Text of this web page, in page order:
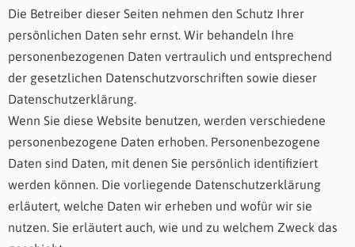
Die Betreiber dieser Seiten nehmen den Schutz Ihrer
persönlichen Daten sehr ernst. Wir behandeln Ihre
personenbezogenen Daten vertraulich und entsprechend
der gesetzlichen Datenschutzvorschriften sowie dieser
Datenschutzerklärung.
Wenn Sie diese Website benutzen, werden verschiedene
personenbezogene Daten erhoben. Personenbezogene
Daten sind Daten, mit denen Sie persönlich identifiziert
werden können. Die vorliegende Datenschutzerklärung
erläutert, welche Daten wir erheben und wofür wir sie
nutzen. Sie erläutert auch, wie und zu welchem Zweck das